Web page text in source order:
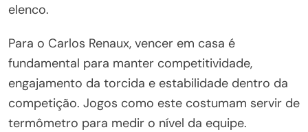
elenco.
Para o Carlos Renaux, vencer em casa é
fundamental para manter competitividade,
engajamento da torcida e estabilidade dentro da
competição. Jogos como este costumam servir de
termômetro para medir o nível da equipe.